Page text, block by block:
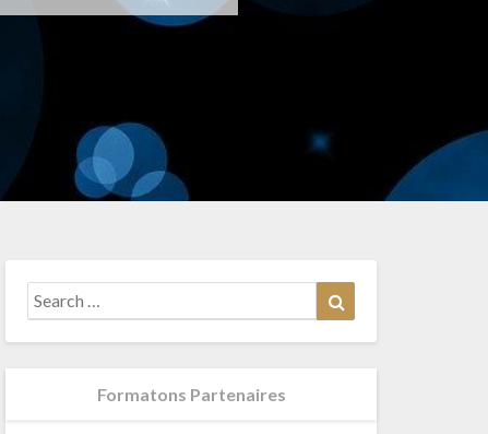
Search
for:
Formatons Partenaires